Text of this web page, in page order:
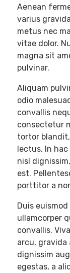
Aenean
varius
metus nec
vitae dolor.
magna sit
pulvinar.
Aliquam
odio
convallis
consectetur
tortor
lectus. In
nisl
est.
porttitor a
Duis
ullamcorper
convallis.
arcu,
dignissim
egestas, a